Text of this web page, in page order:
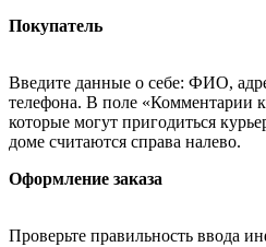
Покупатель
Введите данные о себе: ФИО,
телефона. В поле «Комментарии к
которые могут пригодиться
доме считаются справа налево.
Оформление заказа
Проверьте правильность ввода